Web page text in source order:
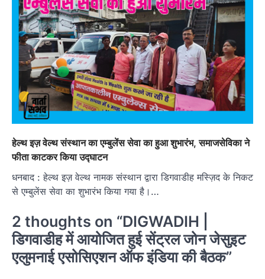
हेल्थ इज़ वेल्थ संस्थान का एम्बुलेंस सेवा का हुआ शुभारंभ, समाजसेव‍िका ने
फीता काटकर किया उद्घाटन
धनबाद : हेल्थ इज़ वेल्थ नामक संस्थान द्वारा डिगवाडीह मस्ज़िद के निकट
से एम्बुलेंस सेवा का शुभारंभ किया गया है।…
2 thoughts on “DIGWADIH |
डिगवाडीह में आयोजित हुई सेंट्रल जोन जेसुइट
एलुमनाई एसोसिएशन ऑफ इंडिया की बैठक”